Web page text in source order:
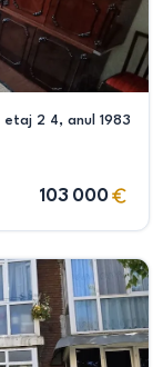
2 4, anul 1983
103 000